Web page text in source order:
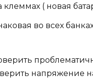
( новая
во всех
напряжение